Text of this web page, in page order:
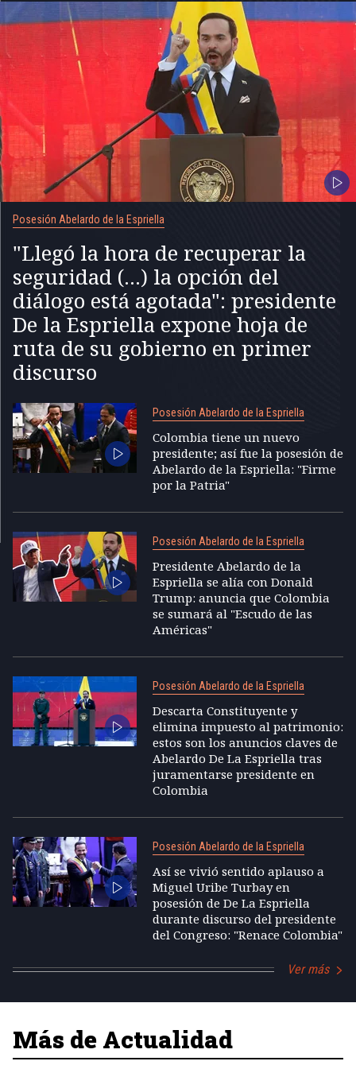
Posesión Abelardo de la Espriella
"Llegó la hora de recuperar la
seguridad (...) la opción del
diálogo está agotada": presidente
De la Espriella expone hoja de
ruta de su gobierno en primer
discurso
Posesión Abelardo de la Espriella
Colombia tiene un nuevo
presidente; así fue la posesión de
Abelardo de la Espriella: "Firme
por la Patria"
Posesión Abelardo de la Espriella
Presidente Abelardo de la
Espriella se alía con Donald
Trump: anuncia que Colombia
se sumará al "Escudo de las
Américas"
Posesión Abelardo de la Espriella
Descarta Constituyente y
elimina impuesto al patrimonio:
estos son los anuncios claves de
Abelardo De La Espriella tras
juramentarse presidente en
Colombia
Posesión Abelardo de la Espriella
Así se vivió sentido aplauso a
Miguel Uribe Turbay en
posesión de De La Espriella
durante discurso del presidente
del Congreso: "Renace Colombia"
Ver más
Más de Actualidad